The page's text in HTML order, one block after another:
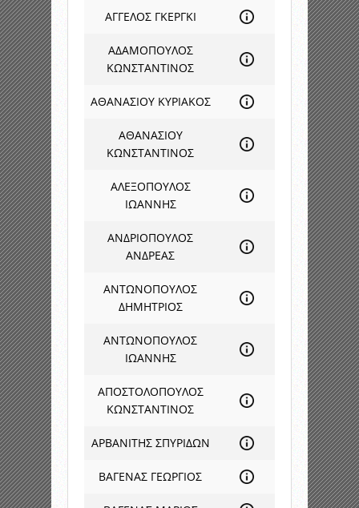
ΑΓΓΕΛΟΣ ΓΚΕΡΓΚΙ
ΑΔΑΜΟΠΟΥΛΟΣ
ΚΩΝΣΤΑΝΤΙΝΟΣ
ΑΘΑΝΑΣΙΟΥ ΚΥΡΙΑΚΟΣ
ΑΘΑΝΑΣΙΟΥ
ΚΩΝΣΤΑΝΤΙΝΟΣ
ΑΛΕΞΟΠΟΥΛΟΣ
ΙΩΑΝΝΗΣ
ΑΝΔΡΙΟΠΟΥΛΟΣ
ΑΝΔΡΕΑΣ
ΑΝΤΩΝΟΠΟΥΛΟΣ
ΔΗΜΗΤΡΙΟΣ
ΑΝΤΩΝΟΠΟΥΛΟΣ
ΙΩΑΝΝΗΣ
ΑΠΟΣΤΟΛΟΠΟΥΛΟΣ
ΚΩΝΣΤΑΝΤΙΝΟΣ
ΑΡΒΑΝΙΤΗΣ ΣΠΥΡΙΔΩΝ
ΒΑΓΕΝΑΣ ΓΕΩΡΓΙΟΣ